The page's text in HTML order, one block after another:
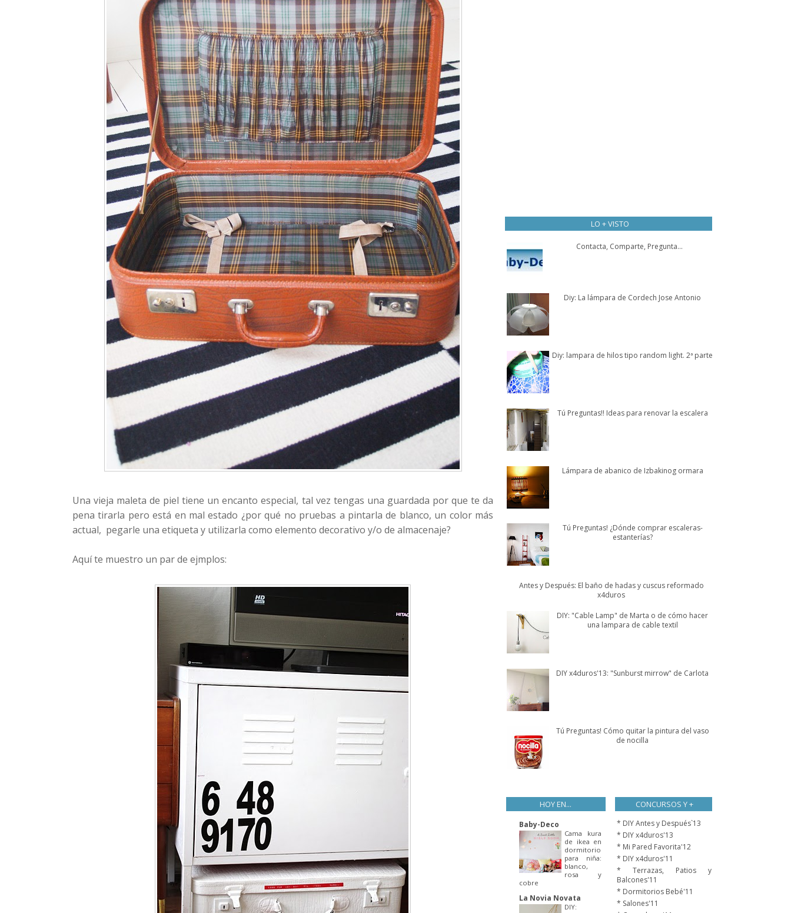
Una vieja maleta de piel tiene un encanto especial, tal vez tengas una guardada por que te da
pena tirarla pero está en mal estado ¿por qué no pruebas a pintarla de blanco, un color más
actual, pegarle una etiqueta y utilizarla como elemento decorativo y/o de almacenaje?
Aquí te muestro un par de ejmplos:
LO + VISTO
Contacta, Comparte, Pregunta...
Diy: La lámpara de Cordech Jose Antonio
Diy: lampara de hilos tipo random light. 2ª parte
Tú Preguntas!! Ideas para renovar la escalera
Lámpara de abanico de Izbakinog ormara
Tú Preguntas! ¿Dónde comprar escaleras-
estanterías?
Antes y Después: El baño de hadas y cuscus reformado
x4duros
DIY: "Cable Lamp" de Marta o de cómo hacer
una lampara de cable textil
DIY x4duros'13: "Sunburst mirrow" de Carlota
Tú Preguntas! Cómo quitar la pintura del vaso
de nocilla
HOY EN...
Baby-Deco
Cama kura
de ikea en
dormitorio
para niña:
blanco,
rosa y
cobre
La Novia Novata
DIY:
CONCURSOS Y +
* DIY Antes y Después`13
* DIY x4duros'13
* Mi Pared Favorita'12
* DIY x4duros'11
* Terrazas, Patios y
Balcones'11
* Dormitorios Bebé'11
* Salones'11